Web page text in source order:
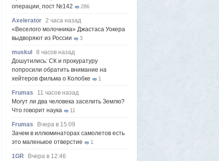
операции, пост №142
286
Axelerator 2 часа назад
«Веселого молочника» Джастаса Уокера
выдворяют из России
3
muskul
8 часов назад
Дошутились: СК и прокуратуру
попросили обратить внимание на
хейтеров фильма о Колобке
1
Frumas
11 часов назад
Могут ли два человека заселить Землю?
Что говорит наука
11
Frumas
Вчера в 15:09
Зачем в иллюминаторах самолетов есть
это маленькое отверстие
1
1GR
Вчера в 12:46